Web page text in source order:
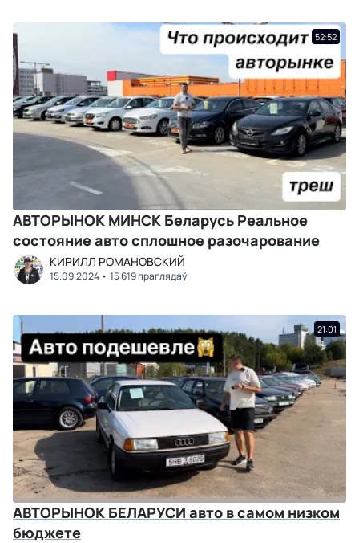
52:52
АВТОРЫНОК МИНСК Беларусь Реальное
состояние авто сплошное разочарование
КИРИЛЛ РОМАНОВСКИЙ
15.09.2024 15 619 праглядаў
21:01
АВТОРЫНОК БЕЛАРУСИ авто в самом низком
бюджете